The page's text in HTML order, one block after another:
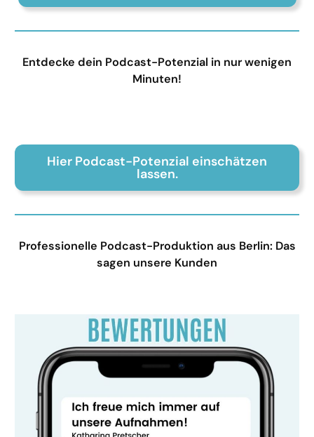
Entdecke dein Podcast-Potenzial in nur wenigen
Minuten!
Hier Podcast-Potenzial einschätzen
lassen.
Professionelle Podcast-Produktion aus Berlin: Das
sagen unsere Kunden